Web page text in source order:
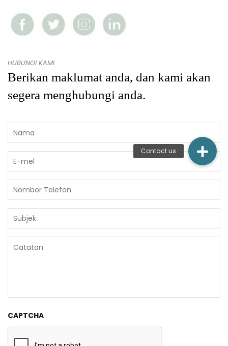
HUBUNGI KAMI
Berikan maklumat anda, dan kami akan
segera menghubungi anda.
Name *
First
CAPTCHA